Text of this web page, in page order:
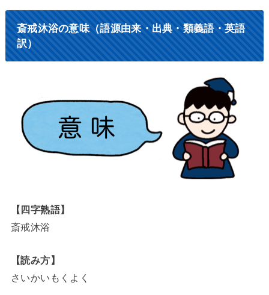
斎戒沐浴の意味（語源由来・出典・類義語・英語
訳）
【四字熟語】
斎戒沐浴
【読み方】
さいかいもくよく